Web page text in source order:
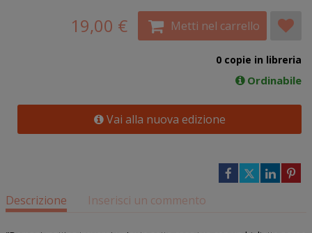
19,00 € Metti nel carrello
0 copie in libreria
Ordinabile
Vai alla nuova edizione
Descrizione Inserisci un commento